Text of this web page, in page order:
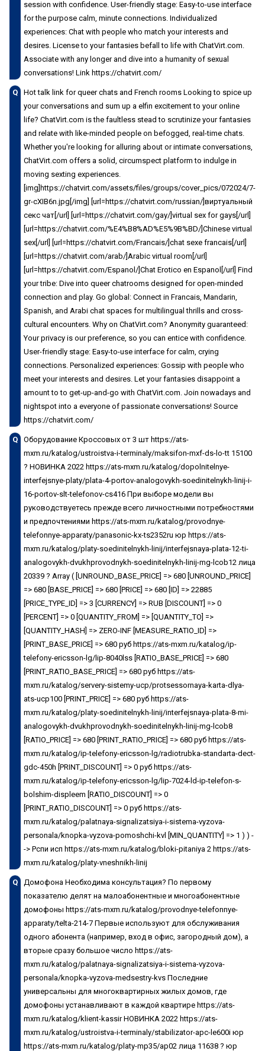
session with confidence. User-friendly stage: Easy-to-use interface
for the purpose calm, minute connections. Individualized
experiences: Chat with people who match your interests and
desires. License to your fantasies befall to life with ChatVirt.com.
Associate with any longer and dive into a humanity of sexual
conversations! Link https://chatvirt.com/
Q
Hot talk link for queer chats and French rooms Looking to spice up
your conversations and sum up a elfin excitement to your online
life? ChatVirt.com is the faultless stead to scrutinize your fantasies
and relate with like-minded people on befogged, real-time chats.
Whether you're looking for alluring about or intimate conversations,
ChatVirt.com offers a solid, circumspect platform to indulge in
moving sexting experiences.
[img]https://chatvirt.com/assets/files/groups/cover_pics/072024/7-
gr-cXIB6n.jpg[/img] [url=https://chatvirt.com/russian/]виртуальный
секс чат[/url] [url=https://chatvirt.com/gay/]virtual sex for gays[/url]
[url=https://chatvirt.com/%E4%B8%AD%E5%9B%BD/]Chinese virtual
sex[/url] [url=https://chatvirt.com/Francais/]chat sexe francais[/url]
[url=https://chatvirt.com/arab/]Arabic virtual room[/url]
[url=https://chatvirt.com/Espanol/]Chat Erotico en Espanol[/url] Find
your tribe: Dive into queer chatrooms designed for open-minded
connection and play. Go global: Connect in Francais, Mandarin,
Spanish, and Arabi chat spaces for multilingual thrills and cross-
cultural encounters. Why on ChatVirt.com? Anonymity guaranteed:
Your privacy is our preference, so you can entice with confidence.
User-friendly stage: Easy-to-use interface for calm, crying
connections. Personalized experiences: Gossip with people who
meet your interests and desires. Let your fantasies disappoint a
amount to to get-up-and-go with ChatVirt.com. Join nowadays and
nightspot into a everyone of passionate conversations! Source
https://chatvirt.com/
Q
Оборудование Кроссовых от 3 шт https://ats-
mxm.ru/katalog/ustroistva-i-terminaly/maksifon-mxf-ds-lo-tt 15100
? НОВИНКА 2022 https://ats-mxm.ru/katalog/dopolnitelnye-
interfejsnye-platy/plata-4-portov-analogovykh-soedinitelnykh-linij-i-
16-portov-slt-telefonov-cs416 При выборе модели вы
руководствуетесь прежде всего личностными потребностями
и предпочтениями https://ats-mxm.ru/katalog/provodnye-
telefonnye-apparaty/panasonic-kx-ts2352ru юр https://ats-
mxm.ru/katalog/platy-soedinitelnykh-linij/interfejsnaya-plata-12-ti-
analogovykh-dvukhprovodnykh-soedinitelnykh-linij-mg-lcob12 лица
20339 ? Array ( [UNROUND_BASE_PRICE] => 680 [UNROUND_PRICE]
=> 680 [BASE_PRICE] => 680 [PRICE] => 680 [ID] => 22885
[PRICE_TYPE_ID] => 3 [CURRENCY] => RUB [DISCOUNT] => 0
[PERCENT] => 0 [QUANTITY_FROM] => [QUANTITY_TO] =>
[QUANTITY_HASH] => ZERO-INF [MEASURE_RATIO_ID] =>
[PRINT_BASE_PRICE] => 680 руб https://ats-mxm.ru/katalog/ip-
telefony-ericsson-lg/lip-8040lss [RATIO_BASE_PRICE] => 680
[PRINT_RATIO_BASE_PRICE] => 680 руб https://ats-
mxm.ru/katalog/servery-sistemy-ucp/protsessornaya-karta-dlya-
ats-ucp100 [PRINT_PRICE] => 680 руб https://ats-
mxm.ru/katalog/platy-soedinitelnykh-linij/interfejsnaya-plata-8-mi-
analogovykh-dvukhprovodnykh-soedinitelnykh-linij-mg-lcob8
[RATIO_PRICE] => 680 [PRINT_RATIO_PRICE] => 680 руб https://ats-
mxm.ru/katalog/ip-telefony-ericsson-lg/radiotrubka-standarta-dect-
gdc-450h [PRINT_DISCOUNT] => 0 руб https://ats-
mxm.ru/katalog/ip-telefony-ericsson-lg/lip-7024-ld-ip-telefon-s-
bolshim-displeem [RATIO_DISCOUNT] => 0
[PRINT_RATIO_DISCOUNT] => 0 руб https://ats-
mxm.ru/katalog/palatnaya-signalizatsiya-i-sistema-vyzova-
personala/knopka-vyzova-pomoshchi-kvl [MIN_QUANTITY] => 1 ) ) -
-> Рспи исп https://ats-mxm.ru/katalog/bloki-pitaniya 2 https://ats-
mxm.ru/katalog/platy-vneshnikh-linij
Q
Домофона Необходима консультация? По первому
показателю делят на малоабонентные и многоабонентные
домофоны https://ats-mxm.ru/katalog/provodnye-telefonnye-
apparaty/telta-214-7 Первые используют для обслуживания
одного абонента (например, вход в офис, загородный дом), а
вторые сразу большое число https://ats-
mxm.ru/katalog/palatnaya-signalizatsiya-i-sistema-vyzova-
personala/knopka-vyzova-medsestry-kvs Последние
универсальны для многоквартирных жилых домов, где
домофоны устанавливают в каждой квартире https://ats-
mxm.ru/katalog/klient-kassir НОВИНКА 2022 https://ats-
mxm.ru/katalog/ustroistva-i-terminaly/stabilizator-apc-le600i юр
https://ats-mxm.ru/katalog/platy-mp35/ap02 лица 11638 ? юр